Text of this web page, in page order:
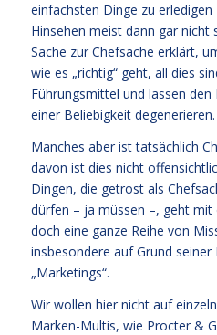
einfachsten Dinge zu
Hinsehen meist dann gar nicht
Sache zur Chefsache erklärt,
wie es „richtig“ geht, all dies
Führungsmittel und lassen
einer Beliebigkeit degenerieren.
Manches aber ist tatsächlich
davon ist dies nicht
Dingen, die getrost als
dürfen – ja müssen –, geht
doch eine ganze Reihe von
insbesondere auf Grund
„Marketings“.
Wir wollen hier nicht auf
Marken-Multis, wie Procter &